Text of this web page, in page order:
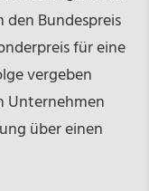
Bundespreis
für eine
vergeben
Unternehmen
über einen